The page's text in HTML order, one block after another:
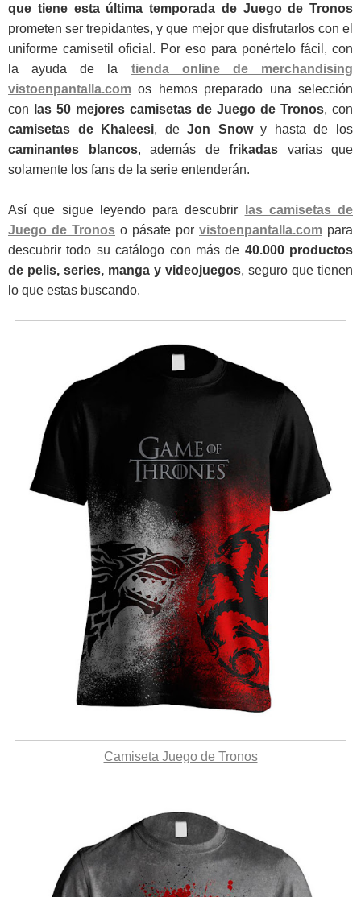
que tiene esta última temporada de Juego de Tronos
prometen ser trepidantes, y que mejor que disfrutarlos con el
uniforme camisetil oficial. Por eso para ponértelo fácil, con
la ayuda de la tienda online de merchandising
vistoenpantalla.com os hemos preparado una selección
con
las 50 mejores camisetas de Juego de Tronos, con
camisetas de Khaleesi, deJon Snowy hasta de los
caminantes blancos, además de frikadas varias que
solamente los fans de la serie entenderán.
Así que sigue leyendo para descubrir
las camisetas de
Juego de Tronos o pásate por vistoenpantalla.com para
descubrir todo su catálogo con más de 40.000 productos
de pelis, series, manga y videojuegos, seguro que tienen
lo que estas buscando.
Camiseta Juego de Tronos